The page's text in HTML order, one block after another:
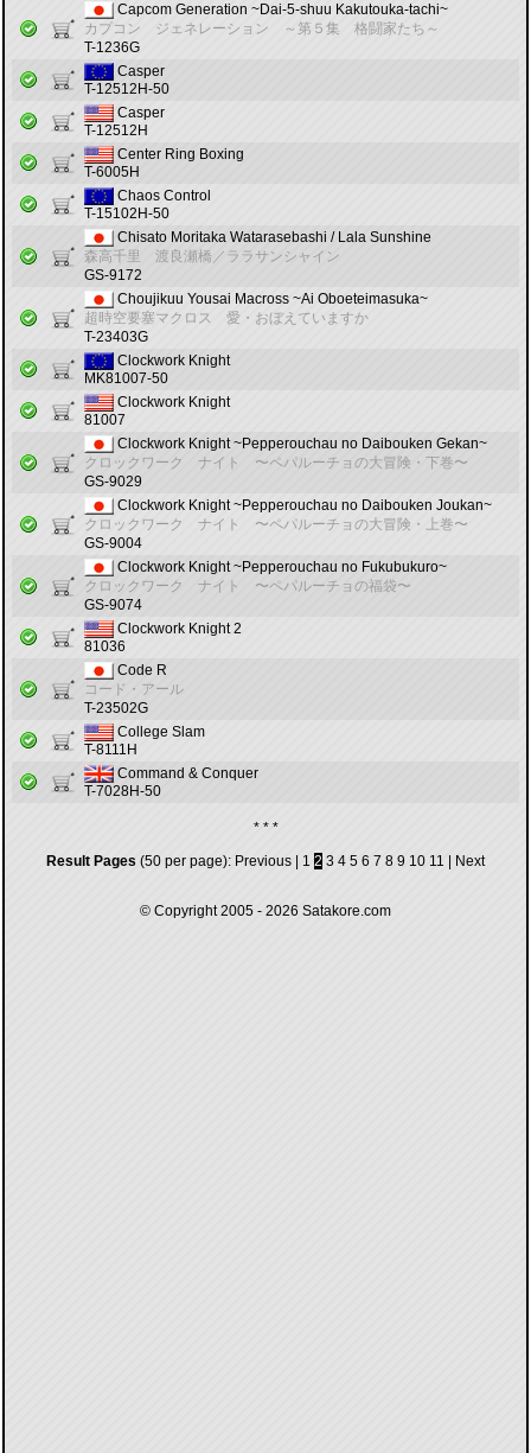
Capcom Generation ~Dai-5-shuu Kakutouka-tachi~
カプコン ジェネレーション ～第５集 格闘家たち～
T-1236G
Casper
T-12512H-50
Casper
T-12512H
Center Ring Boxing
T-6005H
Chaos Control
T-15102H-50
Chisato Moritaka Watarasebashi / Lala Sunshine
森高千里 渡良瀬橋／ララサンシャイン
GS-9172
Choujikuu Yousai Macross ~Ai Oboeteimasuka~
超時空要塞マクロス 愛・おぼえていますか
T-23403G
Clockwork Knight
MK81007-50
Clockwork Knight
81007
Clockwork Knight ~Pepperouchau no Daibouken Gekan~
クロックワーク ナイト 〜ペパルーチョの大冒険・下巻〜
GS-9029
Clockwork Knight ~Pepperouchau no Daibouken Joukan~
クロックワーク ナイト 〜ペパルーチョの大冒険・上巻〜
GS-9004
Clockwork Knight ~Pepperouchau no Fukubukuro~
クロックワーク ナイト 〜ペパルーチョの福袋〜
GS-9074
Clockwork Knight 2
81036
Code R
コード・アール
T-23502G
College Slam
T-8111H
Command & Conquer
T-7028H-50
* * *
Result Pages (50 per page): Previous 1 2 3 4 5 6 7 8 9 10 11 Next
© Copyright 2005 - 2026 Satakore.com